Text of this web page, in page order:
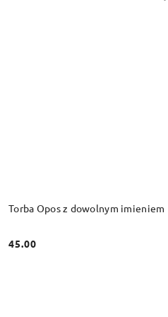
Torba Opos z dowolnym imieniem
Cena:
45.00